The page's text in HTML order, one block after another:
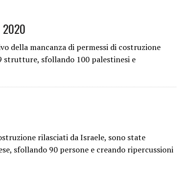
2020
della mancanza di permessi di costruzione
strutture, sfollando 100 palestinesi e
rilasciati da Israele, sono state
sfollando 90 persone e creando ripercussioni